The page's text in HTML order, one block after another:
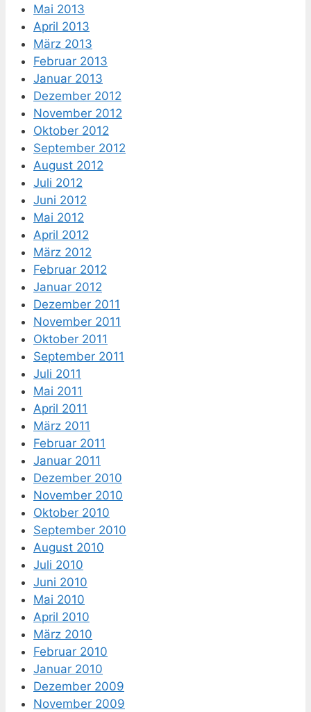
Mai 2013
April 2013
März 2013
Februar 2013
Januar 2013
Dezember 2012
November 2012
Oktober 2012
September 2012
August 2012
Juli 2012
Juni 2012
Mai 2012
April 2012
März 2012
Februar 2012
Januar 2012
Dezember 2011
November 2011
Oktober 2011
September 2011
Juli 2011
Mai 2011
April 2011
März 2011
Februar 2011
Januar 2011
Dezember 2010
November 2010
Oktober 2010
September 2010
August 2010
Juli 2010
Juni 2010
Mai 2010
April 2010
März 2010
Februar 2010
Januar 2010
Dezember 2009
November 2009